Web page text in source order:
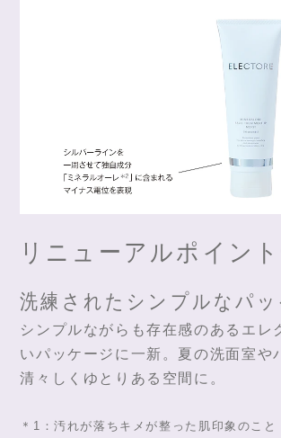
リニューアルポイン
洗練されたシンプルなパッ
シンプルながらも存在感のあるエレ
いパッケージに一新。夏の洗面室や
清々しくゆとりある空間に。
＊1：汚れが落ちキメが整った肌印象のこと